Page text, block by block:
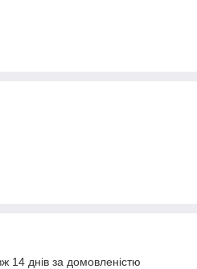
14 днів за домовленістю